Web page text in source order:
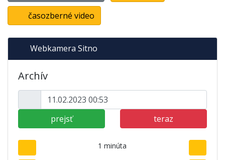
časozberné video
Webkamera Sitno
Archív
prejsť teraz
1 minúta